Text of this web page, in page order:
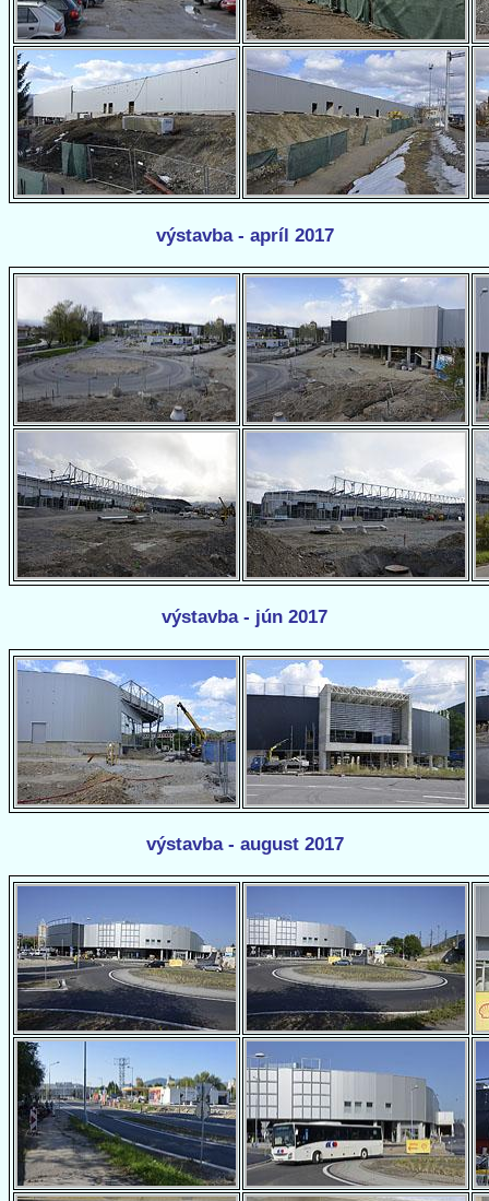
výstavba - apríl 2017
výstavba - jún 2017
výstavba - august 2017